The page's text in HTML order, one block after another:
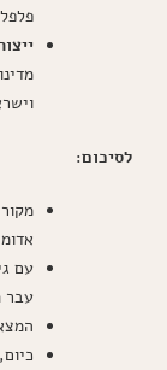
לסיכום:
עם
עבר